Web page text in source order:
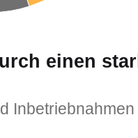
einen
Inbetriebnahmen